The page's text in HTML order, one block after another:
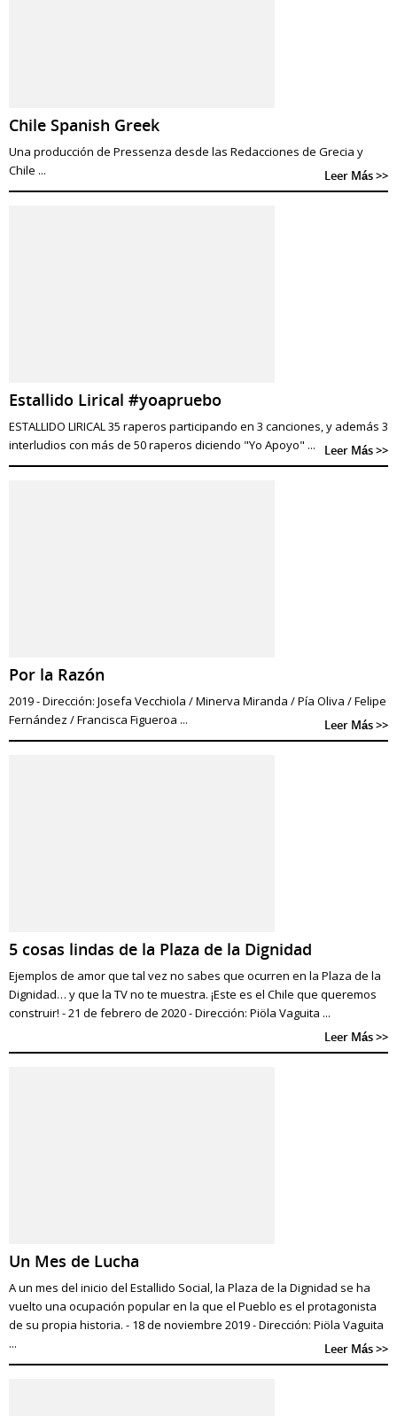
Chile Spanish Greek
Una producción de Pressenza desde las Redacciones de Grecia y
Chile ...
Leer Más >>
Estallido Lirical #yoapruebo
ESTALLIDO LIRICAL 35 raperos participando en 3 canciones, y además 3
interludios con más de 50 raperos diciendo "Yo Apoyo" ...
Leer Más >>
Por la Razón
2019 - Dirección: Josefa Vecchiola / Minerva Miranda / Pía Oliva / Felipe
Fernández / Francisca Figueroa ...
Leer Más >>
5 cosas lindas de la Plaza de la Dignidad
Ejemplos de amor que tal vez no sabes que ocurren en la Plaza de la
Dignidad… y que la TV no te muestra. ¡Este es el Chile que queremos
construir! - 21 de febrero de 2020 - Dirección: Piöla Vaguita ...
Leer Más >>
Un Mes de Lucha
A un mes del inicio del Estallido Social, la Plaza de la Dignidad se ha
vuelto una ocupación popular en la que el Pueblo es el protagonista
de su propia historia. - 18 de noviembre 2019 - Dirección: Piöla Vaguita
...
Leer Más >>